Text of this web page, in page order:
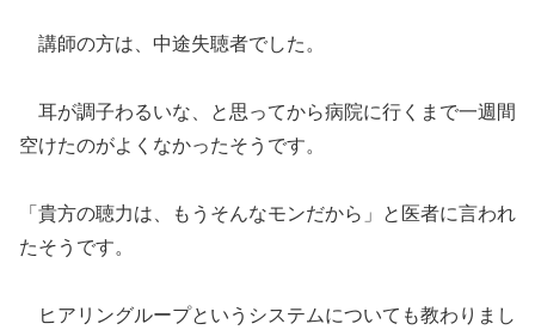
講師の方は、中途失聴者でした。
耳が調子わるいな、と思ってから病院に行くまで一週間
空けたのがよくなかったそうです。
「貴方の聴力は、もうそんなモンだから」と医者に言われ
たそうです。
ヒアリングループというシステムについても教わりまし